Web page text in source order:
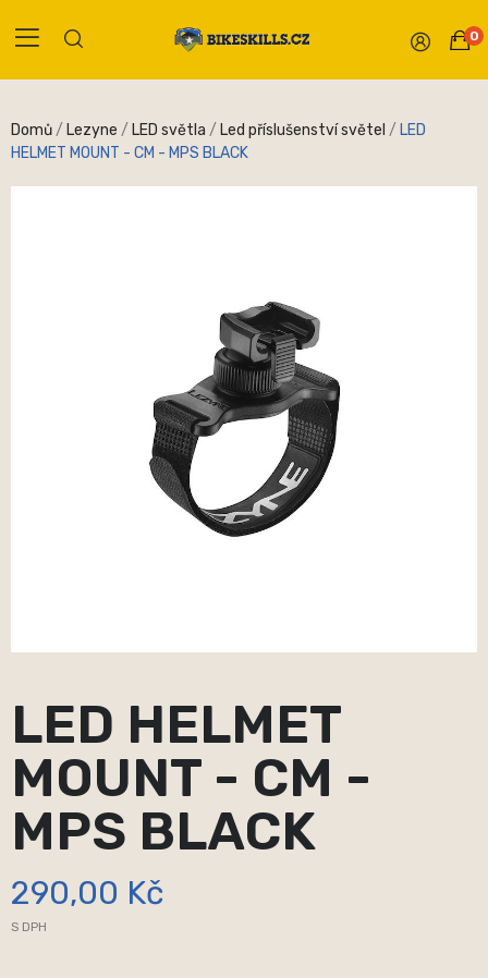
0
Domů Lezyne LED světla Led příslušenství světel
LED
HELMET MOUNT - CM - MPS BLACK
LED HELMET
MOUNT - CM -
MPS BLACK
290,00 Kč
S DPH